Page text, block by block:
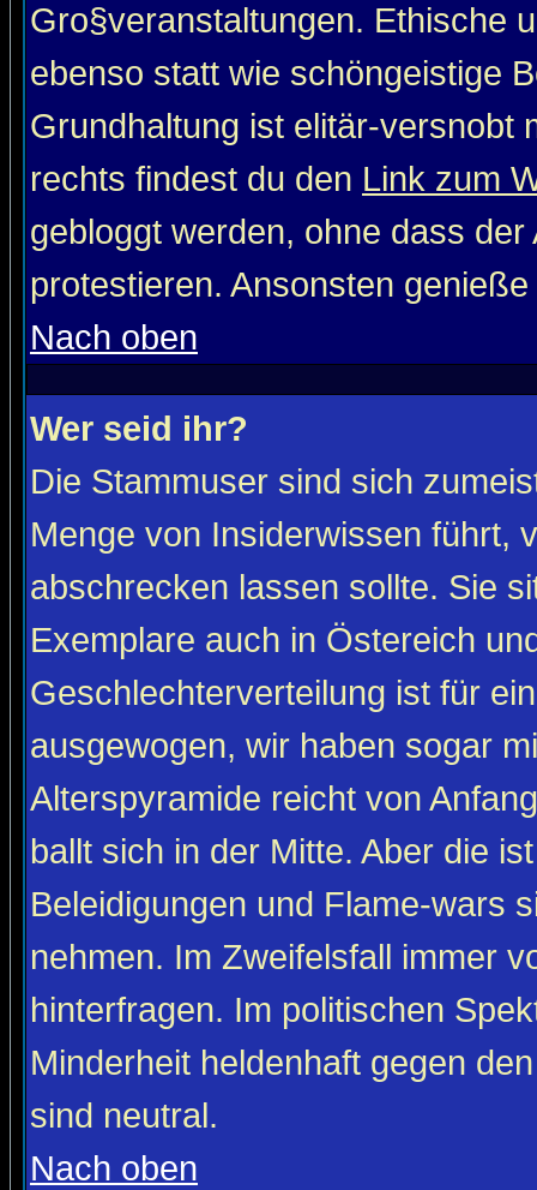
Gro§veranstaltungen. Ethische
ebenso statt wie schöngeistige
Grundhaltung ist elitär-versnobt
rechts findest du den Link zum
gebloggt werden, ohne dass
protestieren. Ansonsten
Nach oben
Wer seid ihr?
Die Stammuser sind sich
Menge von Insiderwissen führt,
abschrecken lassen sollte. Sie
Exemplare auch in Östereich
Geschlechterverteilung ist für
ausgewogen, wir haben sogar
Alterspyramide reicht von
ballt sich in der Mitte. Aber die
Beleidigungen und Flame-wars
nehmen. Im Zweifelsfall immer
hinterfragen. Im politischen
Minderheit heldenhaft gegen
sind neutral.
Nach oben